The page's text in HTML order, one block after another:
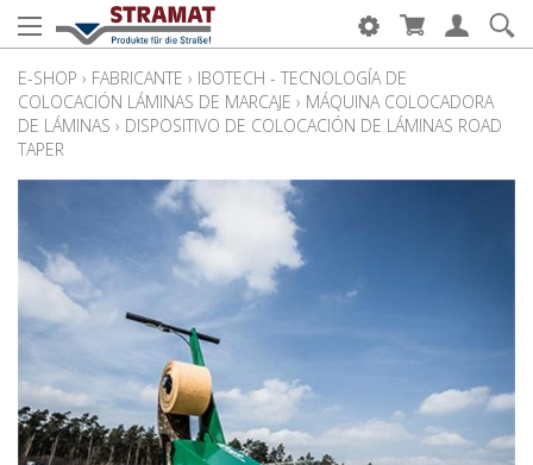
E-SHOP › FABRICANTE › IBOTECH - TECNOLOGÍA DE
COLOCACIÓN LÁMINAS DE MARCAJE › MÁQUINA COLOCADORA
DE LÁMINAS › DISPOSITIVO DE COLOCACIÓN DE LÁMINAS ROAD
TAPER